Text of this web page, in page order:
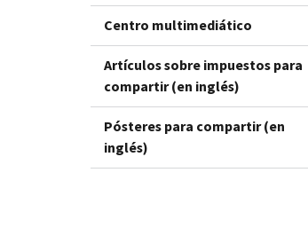
Centro multimediático
Artículos sobre impuestos para
compartir (en inglés)
Pósteres para compartir (en
inglés)